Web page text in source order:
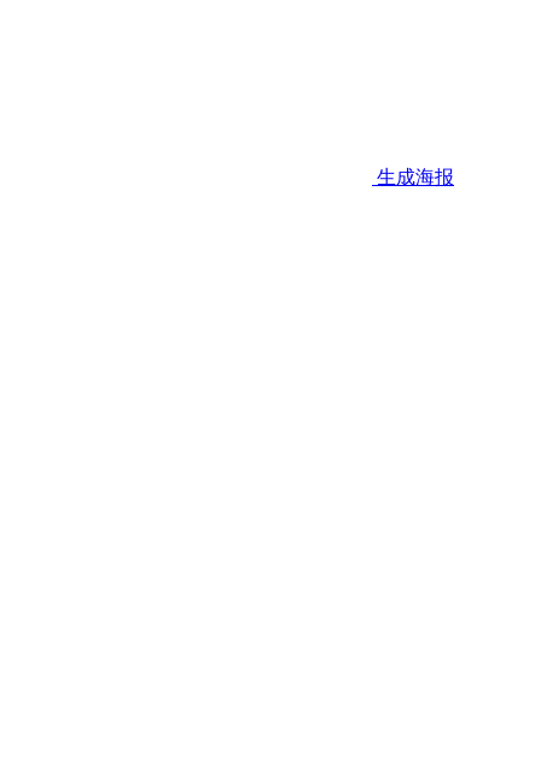
生成海报